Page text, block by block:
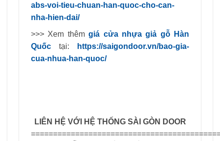
abs-voi-tieu-chuan-han-quoc-cho-can-
nha-hien-dai/
>>> Xem thêmgiá cửa nhựa giả gỗ Hàn
Quốc tại:
https://saigondoor.vn/bao-gia-
cua-nhua-han-quoc/
LIÊN HỆ VỚI HỆ THỐNG SÀI GÒN DOOR